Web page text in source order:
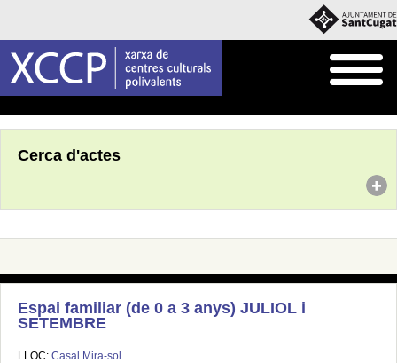
Cerca d'actes
Espai familiar (de 0 a 3 anys) JULIOL i
SETEMBRE
LLOC: Casal Mira-sol